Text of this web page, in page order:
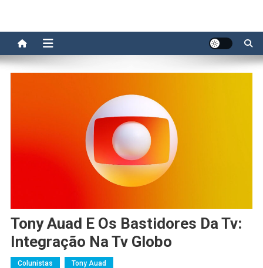
Tony Auad E Os Bastidores Da Tv:
Integração Na Tv Globo
Colunistas Tony Auad